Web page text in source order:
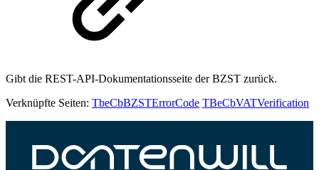
Gibt die REST-API-Dokumentationsseite der BZST zurück.
Verknüpfte Seiten: TbeCbBZSTErrorCode TBeCbVATVerification